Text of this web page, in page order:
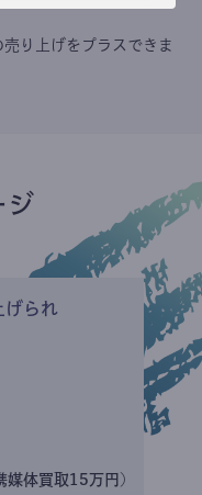
り上げをプラスできま
ジ
げられ
媒体買取15万円)